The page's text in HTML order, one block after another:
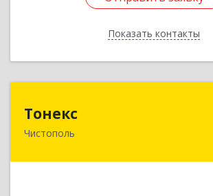
Показать контакты
Назад
Тонекс
Чистополь
422980, Татарстан Респ,